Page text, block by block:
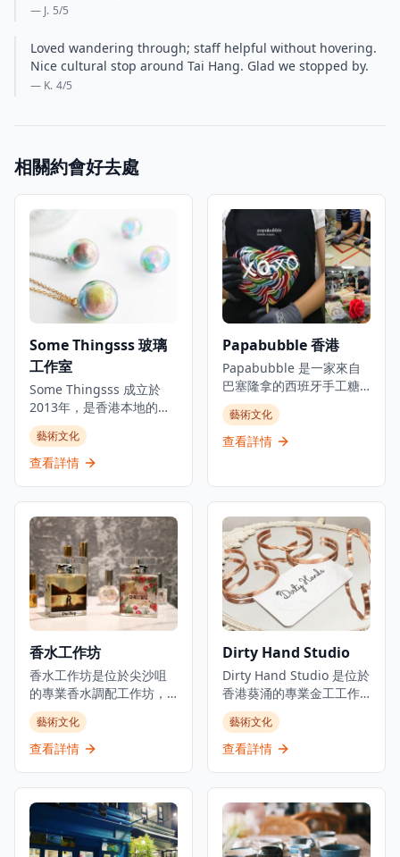
— J. 5/5
Loved wandering through; staff helpful without hovering.
Nice cultural stop around Tai Hang. Glad we stopped by.
— K. 4/5
相關約會好去處
Some Thingsss 玻璃
工作室
Some Thingsss 成立於
2013年，是香港本地的手
工玻璃工作室，運用不同
的玻璃工藝創作，將玻璃
工藝融入生活。工作室通
藝術。除推出手工玻璃產
品外，開設不同主題的玻
璃工作坊，讓公眾體驗製
作玻璃藝術的樂趣。位於
大角咀的工作室提供定制
和手工玻璃產品，使其成
為香港工匠社區中獨特的
藝術文化
查看詳情
Papabubble 香港
Papabubble 是一家來自
巴塞隆拿的西班牙手工糖
果店，在香港提供手工糖
果和糖果製品。位於銅鑼
灣大坑的時尚地區，這家
果製作過程，並創造自己
的個性化糖果。
Papabubble 已成為本地
人和遊客尋找正宗西班牙
風格手工糖果和獨特糖果
體驗的熱門目的地。店內
的糖果全部採用傳統手工
製作方法，使用優質天然
食材，不添加人工色素和
防腐劑，確保每一顆糖果
都健康美味。工作坊由經
驗豐富的糖果師傅指導，
參與者可以親手製作屬於
自己的糖果，從選擇口味
供各種創意糖果禮品包裝
服務，是送禮的絕佳選
擇。無論是親子活動、朋
藝術文化
查看詳情
香水工作坊
香水工作坊是位於尖沙咀
的專業香水調配工作坊，
提供親手製作定制香水的
獨特體驗，是情侶約會和
創意活動的理想選擇。工
百種香精中選擇，調配屬
於自己的獨特50毫升香水
瓶。位於百利商業中心，
藝術文化
查看詳情
Dirty Hand Studio
Dirty Hand Studio 是位於
香港葵涌的專業金工工作
坊，提供親手製作首飾體
驗和定制工藝服務。工作
室專注於手鐲工作坊，提
message」個人化手鐲工
作坊，客人可以刻上自定
義訊息。他們還提供「扭
藝術文化
查看詳情